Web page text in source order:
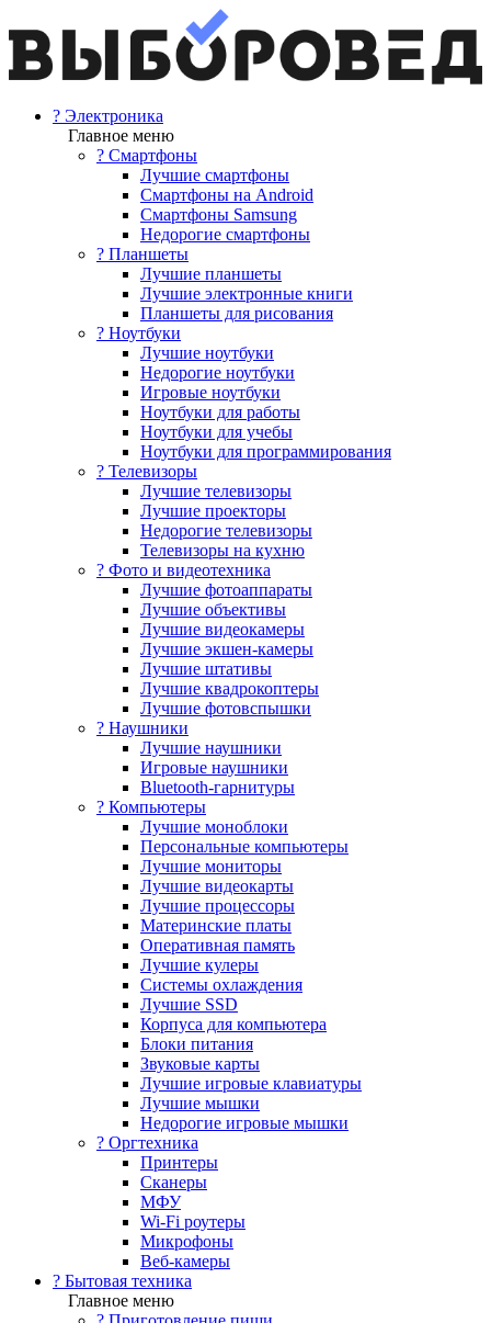
? Электроника
Главное меню
? Смартфоны
Лучшие смартфоны
Смартфоны на Android
Смартфоны Samsung
Недорогие смартфоны
? Планшеты
Лучшие планшеты
Лучшие электронные книги
Планшеты для рисования
? Ноутбуки
Лучшие ноутбуки
Недорогие ноутбуки
Игровые ноутбуки
Ноутбуки для работы
Ноутбуки для учебы
Ноутбуки для программирования
? Телевизоры
Лучшие телевизоры
Лучшие проекторы
Недорогие телевизоры
Телевизоры на кухню
? Фото и видеотехника
Лучшие фотоаппараты
Лучшие объективы
Лучшие видеокамеры
Лучшие экшен-камеры
Лучшие штативы
Лучшие квадрокоптеры
Лучшие фотовспышки
? Наушники
Лучшие наушники
Игровые наушники
Bluetooth-гарнитуры
?️ Компьютеры
Лучшие моноблоки
Персональные компьютеры
Лучшие мониторы
Лучшие видеокарты
Лучшие процессоры
Материнские платы
Оперативная память
Лучшие кулеры
Системы охлаждения
Лучшие SSD
Корпуса для компьютера
Блоки питания
Звуковые карты
Лучшие игровые клавиатуры
Лучшие мышки
Недорогие игровые мышки
?️ Оргтехника
Принтеры
Сканеры
МФУ
Wi-Fi роутеры
Микрофоны
Веб-камеры
? Бытовая техника
Главное меню